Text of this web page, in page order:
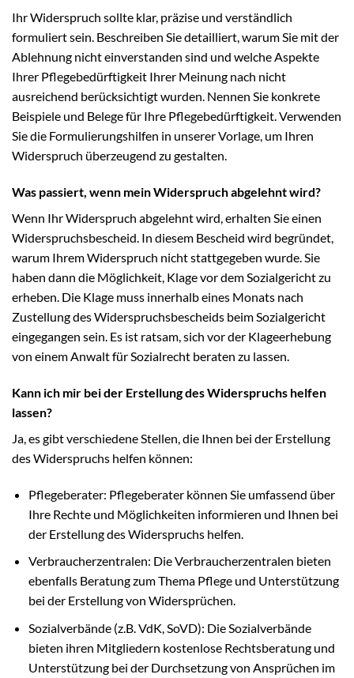
Ihr Widerspruch sollte klar, präzise und verständlich
formuliert sein. Beschreiben Sie detailliert, warum Sie mit der
Ablehnung nicht einverstanden sind und welche Aspekte
Ihrer Pflegebedürftigkeit Ihrer Meinung nach nicht
ausreichend berücksichtigt wurden. Nennen Sie konkrete
Beispiele und Belege für Ihre Pflegebedürftigkeit. Verwenden
Sie die Formulierungshilfen in unserer Vorlage, um Ihren
Widerspruch überzeugend zu gestalten.
Was passiert, wenn mein Widerspruch abgelehnt wird?
Wenn Ihr Widerspruch abgelehnt wird, erhalten Sie einen
Widerspruchsbescheid. In diesem Bescheid wird begründet,
warum Ihrem Widerspruch nicht stattgegeben wurde. Sie
haben dann die Möglichkeit, Klage vor dem Sozialgericht zu
erheben. Die Klage muss innerhalb eines Monats nach
Zustellung des Widerspruchsbescheids beim Sozialgericht
eingegangen sein. Es ist ratsam, sich vor der Klageerhebung
von einem Anwalt für Sozialrecht beraten zu lassen.
Kann ich mir bei der Erstellung des Widerspruchs helfen
lassen?
Ja, es gibt verschiedene Stellen, die Ihnen bei der Erstellung
des Widerspruchs helfen können:
Pflegeberater: Pflegeberater können Sie umfassend über
Ihre Rechte und Möglichkeiten informieren und Ihnen bei
der Erstellung des Widerspruchs helfen.
Verbraucherzentralen: Die Verbraucherzentralen bieten
ebenfalls Beratung zum Thema Pflege und Unterstützung
bei der Erstellung von Widersprüchen.
Sozialverbände (z.B. VdK, SoVD): Die Sozialverbände
bieten ihren Mitgliedern kostenlose Rechtsberatung und
Unterstützung bei der Durchsetzung von Ansprüchen im